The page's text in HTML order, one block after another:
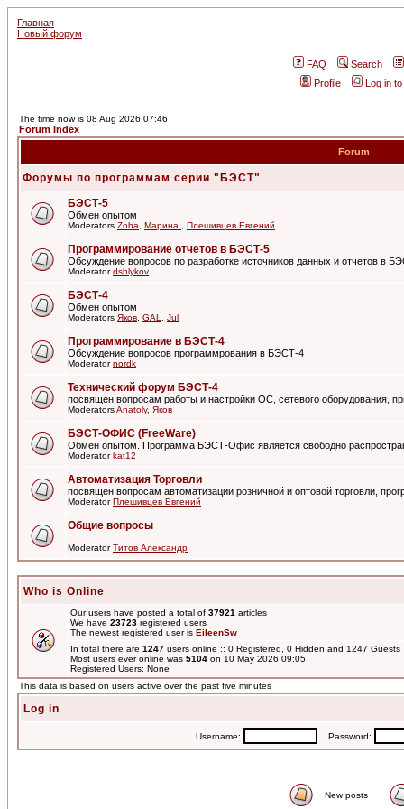
Главная
Новый форум
FAQ
Search
Profile
Log in
The time now is 08 Aug 2026 07:46
Forum Index
Forum
Форумы по программам серии "БЭСТ"
БЭСТ-5
Обмен опытом
Moderators Zoha Марина. Плешивцев Евгений
Программирование отчетов в БЭСТ-5
Обсуждение вопросов по разработке источников данных и отчетов в
Moderatordshlykov
БЭСТ-4
Обмен опытом
Moderators Яков GAL Jul
Программирование в БЭСТ-4
Обсуждение вопросов программрования в БЭСТ-4
Moderatornordk
Технический форум БЭСТ-4
посвящен вопросам работы и настройки ОС, сетевого оборудования,
ModeratorsAnatoly, Яков
БЭСТ-ОФИС (FreeWare)
Обмен опытом. Программа БЭСТ-Офис является свободно
Moderatorkat12
Автоматизация Торговли
посвящен вопросам автоматизации розничной и оптовой торговли,
ModeratorПлешивцев Евгений
Общие вопросы
ModeratorТитов Александр
Who is Online
Our users have posted a total of 37921 articles
We have 23723 registered users
The newest registered user is EileenSw
In total there are 1247 users online :: 0 Registered, 0 Hidden and 1247
Most users ever online was 5104 on 10 May 2026 09:05
Registered Users: None
This data is based on users active over the past five minutes
Log in
Username: Password:
New posts